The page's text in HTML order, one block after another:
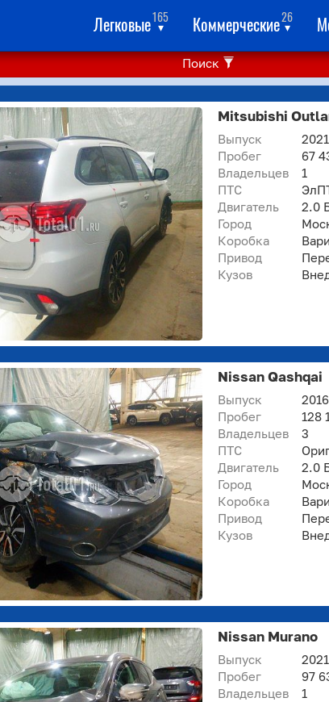
Легковые165
▾ Коммерческие26
▾
Поиск
Mitsubishi
Выпуск
Пробег
67
Владельцев
1
ПТС
Двигатель
2.0
Город
Коробка
Привод
Кузов
Nissan Qashqai
Выпуск
Пробег
128
Владельцев
3
ПТС
Двигатель
2.0
Город
Коробка
Привод
Кузов
Nissan Murano
Выпуск
Пробег
97
Владельцев
1